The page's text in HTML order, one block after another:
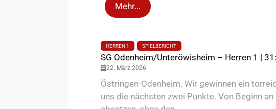
Mehr...
HERREN 1 SPIELBERICHT
SG Odenheim/Unteröwisheim – Herren 1 |
22. März 2026
Östringen-Odenheim. Wir gewinnen ein
uns die nächsten zwei Punkte. Von Beginn